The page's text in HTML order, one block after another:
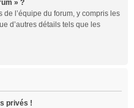
» ?
l’équipe du forum, y compris les
d’autres détails tels que les
privés !